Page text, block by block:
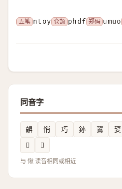
五笔 ntoy 仓颉 phdf 郑码 umuo
同音字
髜 悄 巧 釥 䲾 㚽
𡺘
𳁧
与 愀 读音相同或相近